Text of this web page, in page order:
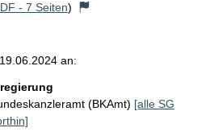
- 7 Seiten)
an:
(BKAmt) [alle SG